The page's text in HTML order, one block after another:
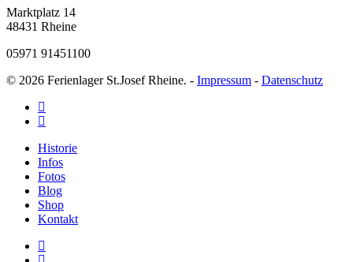
Marktplatz 14
48431 Rheine
05971 91451100
© 2026 Ferienlager St.Josef Rheine. - Impressum - Datenschutz
Historie
Infos
Fotos
Blog
Shop
Kontakt